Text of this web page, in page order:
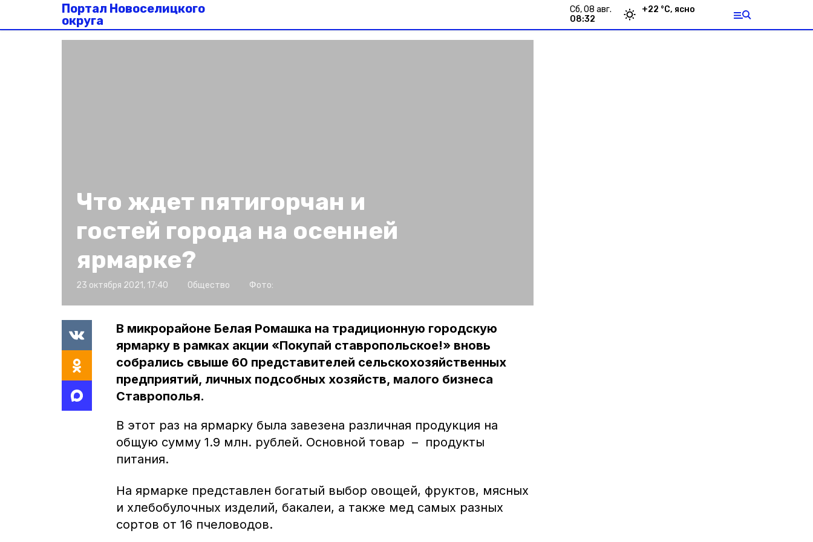
Портал Новоселицкого
округа
сб, 08 авг.
08:32
+22 °С, ясно
Что ждет пятигорчан и
гостей города на осенней
ярмарке?
23 октября 2021, 17:40 Общество Фото:
В микрорайоне Белая Ромашка на традиционную городскую
ярмарку в рамках акции «Покупай ставропольское!» вновь
собрались свыше 60 представителей сельскохозяйственных
предприятий, личных подсобных хозяйств, малого бизнеса
Ставрополья.
В этот раз на ярмарку была завезена различная продукция на
общую сумму 1.9 млн. рублей. Основной товар – продукты
питания.
На ярмарке представлен богатый выбор овощей, фруктов, мясных
и хлебобулочных изделий, бакалеи, а также мед самых разных
сортов от 16 пчеловодов.